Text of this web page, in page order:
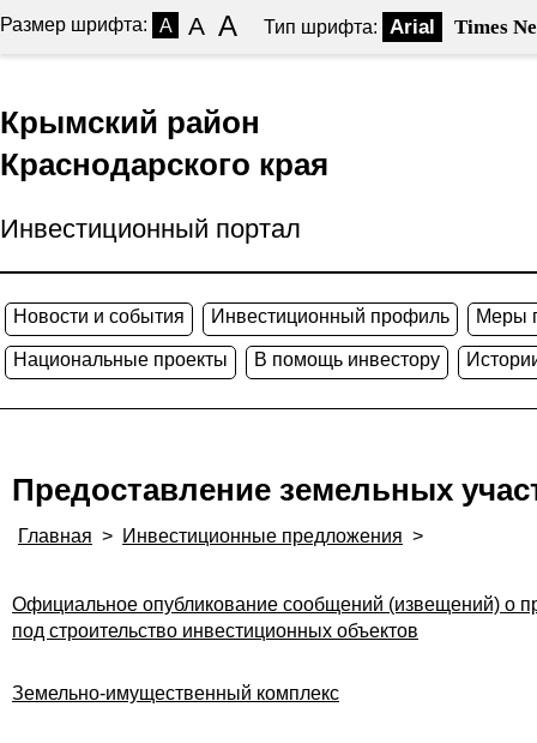
Размер шрифта: A A A Тип шрифта: Arial Times
Крымский район
Краснодарского края
Инвестиционный портал
Новости и события Инвестиционный профиль Меры
Национальные проекты В помощь инвестору
Предоставление земельных
Главная > Инвестиционные предложения >
Официальное опубликование сообщений (извещений) о
под строительство инвестиционных объектов
Земельно-имущественный комплекс